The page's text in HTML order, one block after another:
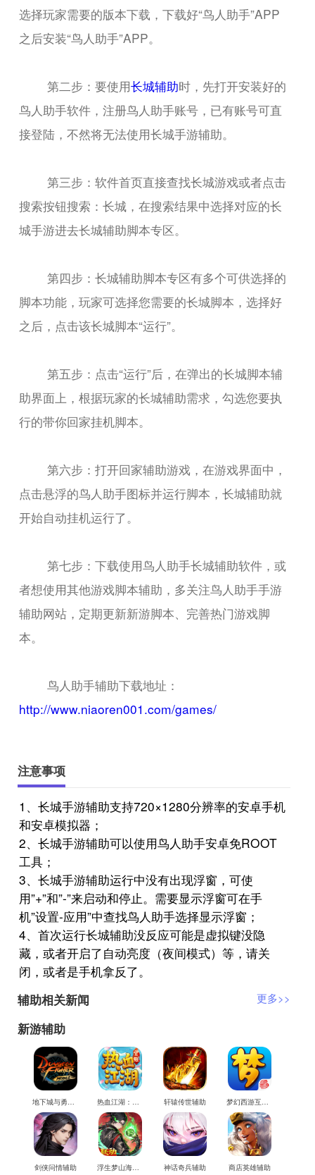
选择玩家需要的版本下载，下载好“鸟人助手”APP
之后安装“鸟人助手”APP。
第二步：要使用长城辅助时，先打开安装好的
鸟人助手软件，注册鸟人助手账号，已有账号可直
接登陆，不然将无法使用长城手游辅助。
第三步：软件首页直接查找长城游戏或者点击
搜索按钮搜索：长城，在搜索结果中选择对应的长
城手游进去长城辅助脚本专区。
第四步：长城辅助脚本专区有多个可供选择的
脚本功能，玩家可选择您需要的长城脚本，选择好
之后，点击该长城脚本“运行”。
第五步：点击“运行”后，在弹出的长城脚本辅
助界面上，根据玩家的长城辅助需求，勾选您要执
行的带你回家挂机脚本。
第六步：打开回家辅助游戏，在游戏界面中，
点击悬浮的鸟人助手图标并运行脚本，长城辅助就
开始自动挂机运行了。
第七步：下载使用鸟人助手长城辅助软件，或
者想使用其他游戏脚本辅助，多关注鸟人助手手游
辅助网站，定期更新新游脚本、完善热门游戏脚
本。
鸟人助手辅助下载地址：
http://www.niaoren001.com/games/
注意事项
1、长城手游辅助支持720×1280分辨率的安卓手机
和安卓模拟器；
2、长城手游辅助可以使用鸟人助手安卓免ROOT
工具；
3、长城手游辅助运行中没有出现浮窗，可使
用”+”和”-”来启动和停止。需要显示浮窗可在手
机”设置-应用”中查找鸟人助手选择显示浮窗；
4、首次运行长城辅助没反应可能是虚拟键没隐
藏，或者开启了自动亮度（夜间模式）等，请关
闭，或者是手机拿反了。
辅助相关新闻
更多>>
新游辅助
地下城与勇士M辅助 热血江湖：觉醒辅助 轩辕传世辅助 梦幻西游互通版辅助
剑侠问情辅助 浮生梦山海辅助 神话奇兵辅助 商店英雄辅助